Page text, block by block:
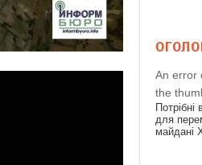
An error
the
для
майдані